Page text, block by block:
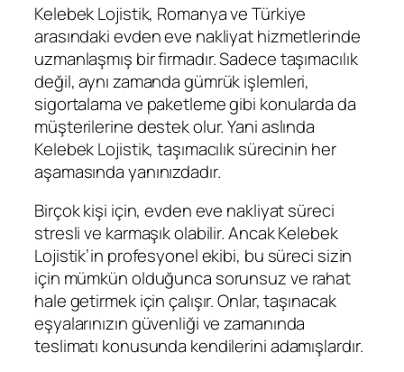
Kelebek Lojistik, Romanya ve Türkiye
arasındaki evden eve nakliyat hizmetlerinde
uzmanlaşmış bir firmadır. Sadece taşımacılık
değil, aynı zamanda gümrük işlemleri,
sigortalama ve paketleme gibi konularda da
müşterilerine destek olur. Yani aslında
Kelebek Lojistik, taşımacılık sürecinin her
aşamasında yanınızdadır.
Birçok kişi için, evden eve nakliyat süreci
stresli ve karmaşık olabilir. Ancak Kelebek
Lojistik’in profesyonel ekibi, bu süreci sizin
için mümkün olduğunca sorunsuz ve rahat
hale getirmek için çalışır. Onlar, taşınacak
eşyalarınızın güvenliği ve zamanında
teslimatı konusunda kendilerini adamışlardır.